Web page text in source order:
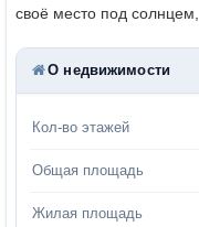
своё место под
О недвижимости
Кол-во этажей
Общая площадь
Жилая площадь